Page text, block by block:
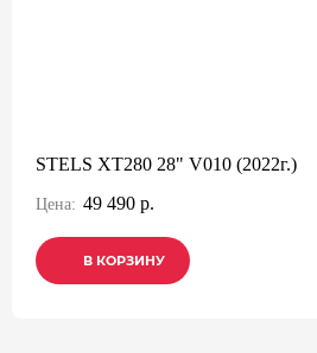
STELS XT280 28" V010 (2022г.)
Цена: 49 490 р.
В КОРЗИНУ
В КОРЗИНУ
В КОРЗИНУ